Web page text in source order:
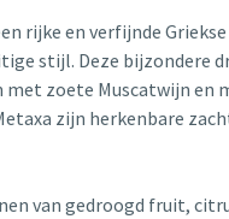
rijke en verfijnde
stijl. Deze bijzondere
zoete Muscatwijn en
zijn herkenbare
van gedroogd fruit,